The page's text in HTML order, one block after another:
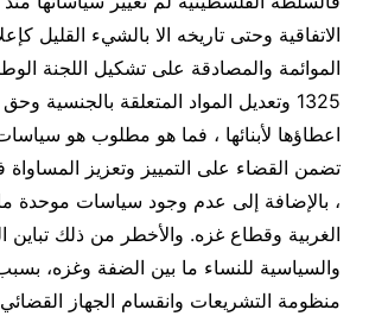
الاتفاقية وحتى تاريخه الا بالشيء القليل
الموائمة والمصادقة على تشكيل اللجنة
1325 وتعديل المواد المتعلقة بالجنسية
اعطاؤها لأبنائها ، فما هو مطلوب هو
تضمن القضاء على التمييز وتعزيز
، بالإضافة إلى عدم وجود سياسات موحدة
الغربية وقطاع غزه. والأخطر من ذلك تباين
والسياسية للنساء ما بين الضفة وغزه،
منظومة التشريعات وانقسام الجهاز